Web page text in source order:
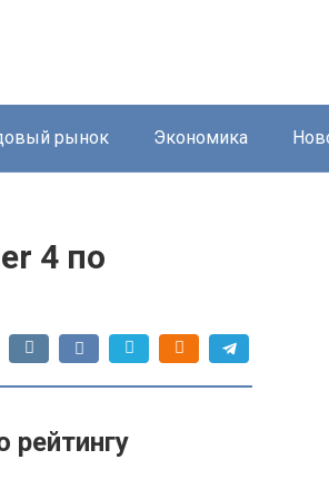
рынок Экономика
4 по
рейтингу